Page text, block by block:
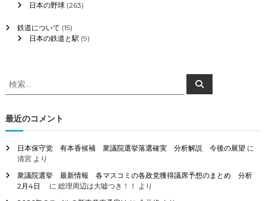
日本の野球(263)
鉄道について (15)
日本の鉄道と駅 (9)
検
索
象
:
検
索
最近のコメント
日本保守党 有本香候補 衆議院選挙落選確実 分析解説 今後の展望 に
清宮より
衆議院選挙 最新情報 各マスコミの各政党獲得議席予想のまとめ 分析
2月4日
に 総理周辺は大嘘つき！！ より